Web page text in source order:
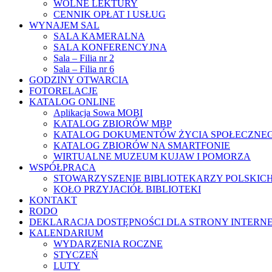
WOLNE LEKTURY
CENNIK OPŁAT I USŁUG
WYNAJEM SAL
SALA KAMERALNA
SALA KONFERENCYJNA
Sala – Filia nr 2
Sala – Filia nr 6
GODZINY OTWARCIA
FOTORELACJE
KATALOG ONLINE
Aplikacja Sowa MOBI
KATALOG ZBIORÓW MBP
KATALOG DOKUMENTÓW ŻYCIA
KATALOG ZBIORÓW NA SMARTFONIE
WIRTUALNE MUZEUM KUJAW I POMORZA
WSPÓŁPRACA
STOWARZYSZENIE BIBLIOTEKARZY
KOŁO PRZYJACIÓŁ BIBLIOTEKI
KONTAKT
RODO
DEKLARACJA DOSTĘPNOŚCI DLA STRONY
KALENDARIUM
WYDARZENIA ROCZNE
STYCZEŃ
LUTY